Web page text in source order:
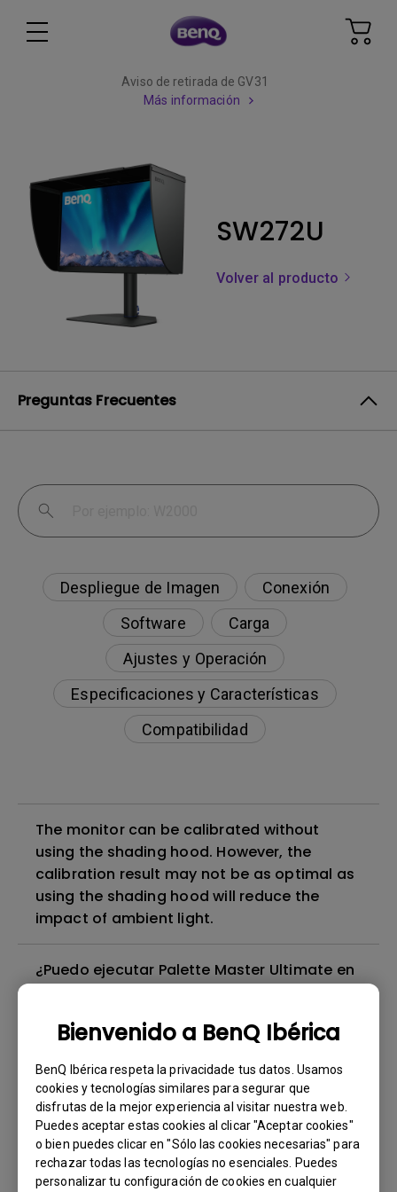
Bienvenido a BenQ Ibérica
BenQ Ibérica respeta la privacidade tus datos. Usamos
cookies y tecnologías similares para segurar que
disfrutas de la mejor experiencia al visitar nuestra web.
Puedes aceptar estas cookies al clicar "Aceptar cookies"
o bien puedes clicar en "Sólo las cookies necesarias" para
rechazar todas las tecnologías no esenciales. Puedes
personalizar tu configuración de cookies en cualquier
Aviso de retirada de GV31
Más información
SW272U
Volver al producto
Preguntas Frecuentes
Despliegue de Imagen
Conexión
Software
Carga
Ajustes y Operación
Especificaciones y Características
Compatibilidad
The monitor can be calibrated without
using the shading hood. However, the
calibration result may not be as optimal as
using the shading hood will reduce the
impact of ambient light.
¿Puedo ejecutar Palette Master Ultimate en
¿Para qué sirve el perfil ICC?
¿Cómo puedo utilizar HotKey Puck G3 para
controlar varios monitores?